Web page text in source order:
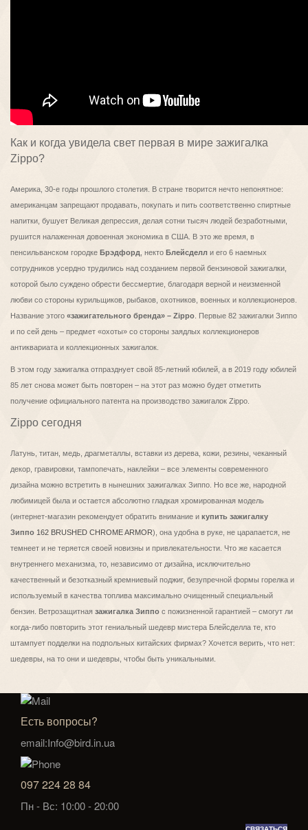
Как и когда увидела свет первая в мире зажигалка
Zippo?
Америка, 30-е годы прошлого столетия. В стране творится нечто непонятное:
американцам запрещают продавать, покупать и пить соответственно спиртные
напитки, бушует Великая депрессия, делая сотни тысяч людей безработными,
рушится налаженная довоенная экономика в США. В это же время, в
пенсильванском городке Брэдфорд , некто Блейсделл и его 6 наемных
сотрудников усердно трудились над созданием первой бензиновой зажигалки,
которой было суждено обрести бессмертие, благодаря верной и неизменной
любви со стороны курильщиков, рыбаков, охотников, военных и коллекционеров.
Название этого «зажигательного бренда» – Zippo . Первые 82 зажигалки Зиппо
и по сей день – предмет «охоты» со стороны заядлых коллекционеров
антиквариата и коллекционных зажигалок.
В этом году зажигалка отпразднует свой 85-летний юбилей, а в 2019 году юбилей
85 лет снова может быть повторен – на этот раз можно будет отметить
получение официального патента на производство зажигалок Zippo.
Zippo сегодня
Латунь, титан, медь, драгметаллы, вставки из дерева, кожи, резины, чеканный
декор, гравировки, тампопечать, наклейки – все элементы современного
дизайна можно встретить в нынешних зажигалках Зиппо. Но все же, народной
любимицей была и остается абсолютно гладкая хромированная модель
(интернет-магазин рекомендует обратить внимание и купить зажигалку
Зиппо 162 BRUSHED CHROME ARMOR), она удобна в руке, не царапается, не
темнеет и не теряется своей новизны и привлекательности. Что же касается
внутреннего механизма, то, независимо от дизайна, исключительно
качественный и безотказный кремниевый поджиг, безупречной формы горелка и
используемый в качества топлива максимально очищенный специальный
бензин. Ветрозащитная зажигалка Зиппо с пожизненной гарантией – смогут ли
когда-либо повторить этот гениальный шедевр мистера Блейсделла те, кто
штампует подделки на подпольных китайских фирмах? Хочется верить, что нет:
шедевры, на то они и шедевры, чтобы быть уникальными.
Есть вопросы?
email:Info@bird.in.ua
097 224 28 84
Пн - Вс: 10:00 - 20:00